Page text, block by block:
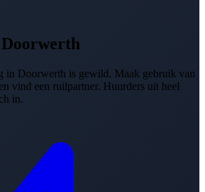
Doorwerth
in Doorwerth is gewild. Maak gebruik van
vind een ruilpartner. Huurders uit heel
in.